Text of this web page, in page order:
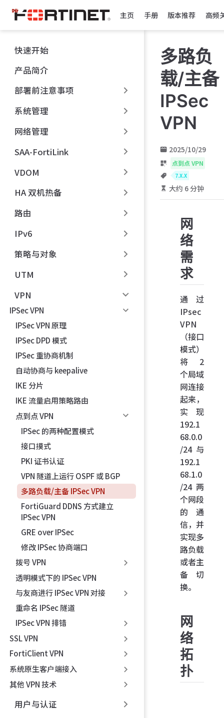
跳
至
主
內
容
主页 手册 版本推荐 高频
快速开始
产品简介
部署前注意事项
系统管理
网络管理
SAA-FortiLink
VDOM
HA 双机热备
路由
IPv6
策略与对象
UTM
VPN
IPSec VPN
IPSec VPN 原理
IPSec DPD 模式
IPSec 重协商机制
自动协商与 keepalive
IKE 分片
IKE 流量启用策略路由
点到点 VPN
IPSec 的两种配置模式
接口摸式
PKI 证书认证
VPN 隧道上运行 OSPF 或 BGP
多路负载/主备 IPSec VPN
FortiGuard DDNS 方式建立
IPSec VPN
GRE over IPSec
修改 IPSec 协商端口
拨号 VPN
透明模式下的 IPSec VPN
与友商进行 IPSec VPN 对接
重命名 IPSec 隧道
IPSec VPN 排错
SSL VPN
FortiClient VPN
系统原生客户端接入
其他 VPN 技术
用户与认证
多路负
载/主备
IPSec
VPN
2025/10/29
点到点 VPN
7.X.X
大约 6 分钟
网
络
需
求
通过
IPsec
VPN
（接口
模式）
将 2
个局域
网连接
起来，
实现
192.1
68.0.0
/24 与
192.1
68.1.0
/24 两
个网段
的通
信，并
实现多
路负载
或者主
备切
换。
网
络
拓
扑